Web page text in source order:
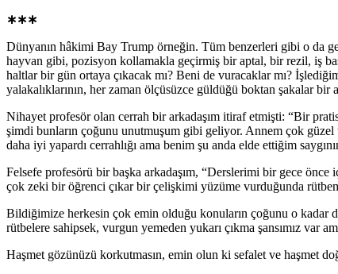
∗∗∗
Dünyanın hâkimi Bay Trump örneğin. Tüm benzerleri gibi o da
hayvan gibi, pozisyon kollamakla geçirmiş bir aptal, bir rezil, iş
haltlar bir gün ortaya çıkacak mı? Beni de vuracaklar mı?
yalakalıklarının, her zaman ölçüsüzce güldüğü boktan şakalar bir
Nihayet profesör olan cerrah bir arkadaşım itiraf etmişti: “Bir
şimdi bunların çoğunu unutmuşum gibi geliyor. Annem çok güzel
daha iyi yapardı cerrahlığı ama benim şu anda elde ettiğim
Felsefe profesörü bir başka arkadaşım, “Derslerimi bir gece
çok zeki bir öğrenci çıkar bir çelişkimi yüzüme vurduğunda
Bildiğimize herkesin çok emin olduğu konuların çoğunu o kadar
rütbelere sahipsek, vurgun yemeden yukarı çıkma şansımız var
Haşmet gözünüzü korkutmasın, emin olun ki sefalet ve haşmet